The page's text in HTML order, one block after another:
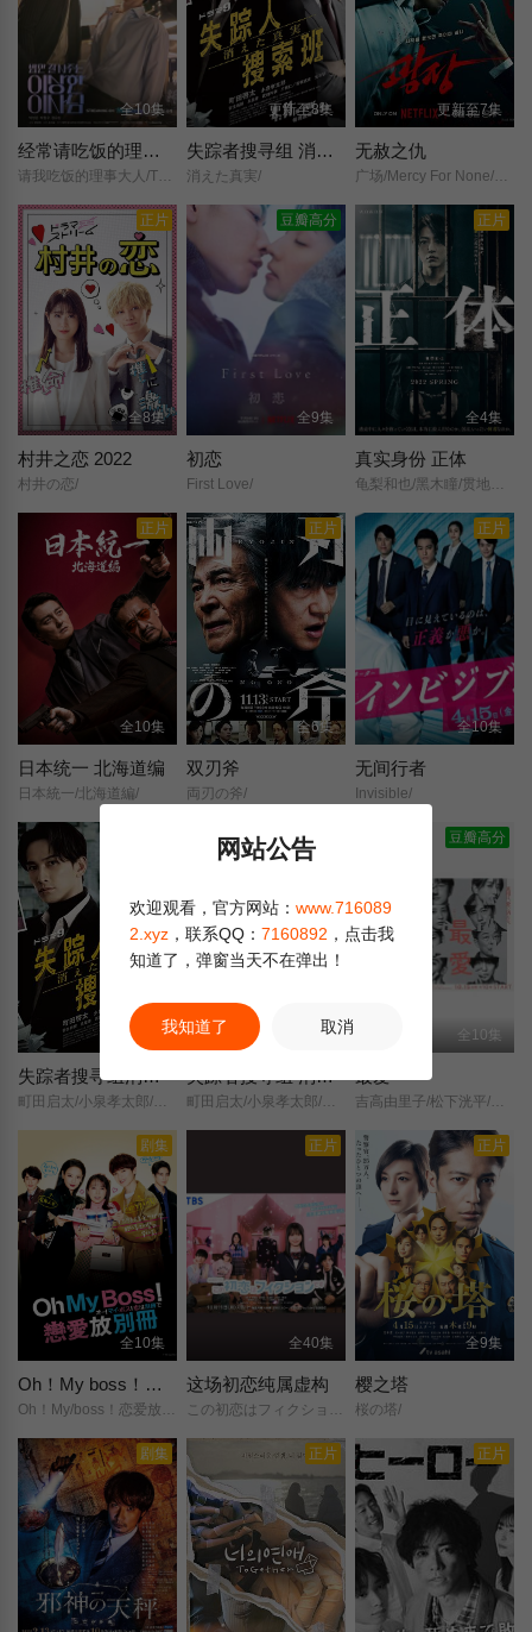
全10集
经常请吃饭的理事大人
请我吃饭的理事大人/The Director Who Buys Me Dinner/
更新至8集
失踪者搜寻组 消失的真相 失踪人捜索班
消えた真実/
更新至7集
无赦之仇
广场/Mercy For None/Square/
正片
全8集
村井之恋 2022
村井の恋/
豆瓣高分
全9集
初恋
First Love/
正片
全4集
真实身份 正体
龟梨和也/黑木瞳/贯地谷栞/市原隼人/上川隆也/若村麻由美/高畑淳子/堀田真由/滨田崇裕/音尾琢真/
正片
全10集
日本统一 北海道编
日本統一/北海道編/
正片
全6集
双刃斧
両刃の斧/
正片
全10集
无间行者
Invisible/
全8集
失踪者搜寻组消失的真相
町田启太/小泉孝太郎/菅生新树/泉里香/武田玲奈/片桐仁/高桥克实/光石研/高岛政伸/樱井淳子/金子升/
第8集
失踪者搜寻组 消失的真相
町田启太/小泉孝太郎/菅生新树/泉里香/武田玲奈/片桐仁/高桥克实/光石研/高岛政伸/樱井淳子/金子升/
豆瓣高分
全10集
最爱
吉高由里子/松下洸平/井浦新/药师丸博子/光石研/及川光博/田中美奈实/佐久间由衣/高桥文哉/奥野瑛太/酒向芳/津田健次郎/冈山天音/
剧集
全10集
Oh！My boss！恋爱放在别册
Oh！My/boss！恋爱放在别册/オー！マイ・ボス！恋は別冊で/2021/
正片
全40集
这场初恋纯属虚构
この初恋はフィクションです/
正片
全9集
樱之塔
桜の塔/
剧集 正片 正片
网站公告
欢迎观看，官方网站： www.716089
2.xyz ，联系QQ： 7160892 ，点击我
知道了，弹窗当天不在弹出！
我知道了 取消